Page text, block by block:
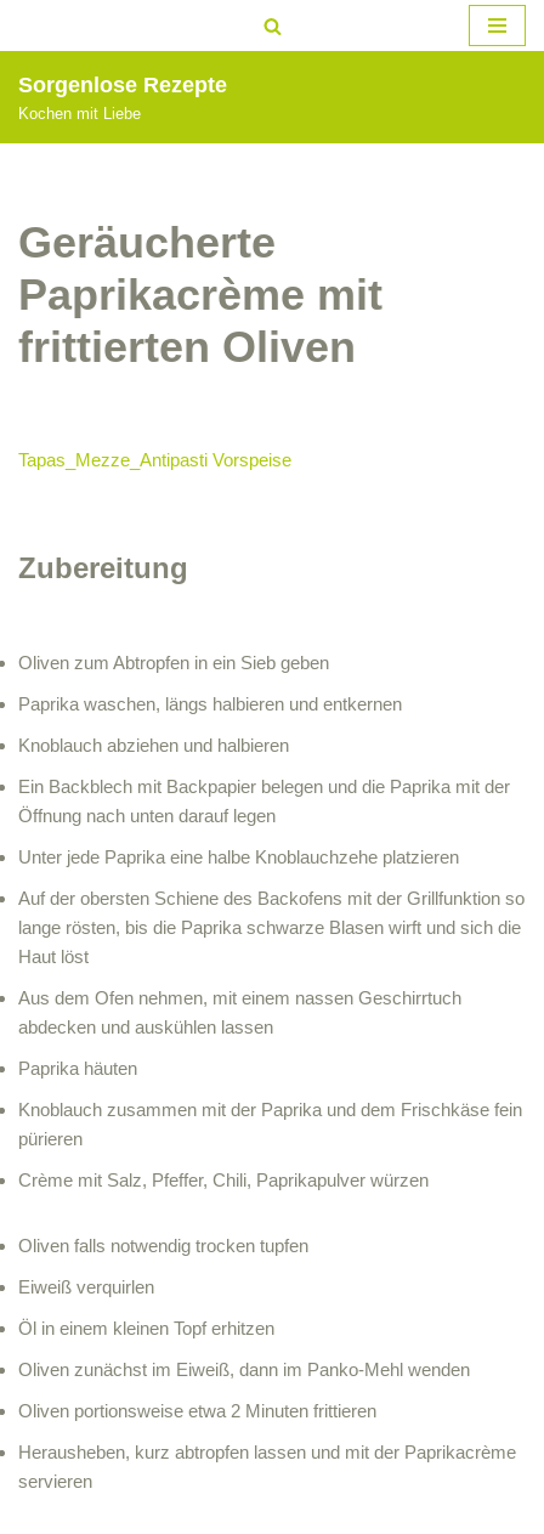
Inhalt
springen
Sorgenlose Rezepte
Kochen mit Liebe
Geräucherte
Paprikacrème mit
frittierten Oliven
Tapas_Mezze_Antipasti Vorspeise
Zubereitung
Oliven zum Abtropfen in ein Sieb geben
Paprika waschen, längs halbieren und entkernen
Knoblauch abziehen und halbieren
Ein Backblech mit Backpapier belegen und die Paprika mit der
Öffnung nach unten darauf legen
Unter jede Paprika eine halbe Knoblauchzehe platzieren
Auf der obersten Schiene des Backofens mit der Grillfunktion so
lange rösten, bis die Paprika schwarze Blasen wirft und sich die
Haut löst
Aus dem Ofen nehmen, mit einem nassen Geschirrtuch
abdecken und auskühlen lassen
Paprika häuten
Knoblauch zusammen mit der Paprika und dem Frischkäse fein
pürieren
Crème mit Salz, Pfeffer, Chili, Paprikapulver würzen
Oliven falls notwendig trocken tupfen
Eiweiß verquirlen
Öl in einem kleinen Topf erhitzen
Oliven zunächst im Eiweiß, dann im Panko-Mehl wenden
Oliven portionsweise etwa 2 Minuten frittieren
Herausheben, kurz abtropfen lassen und mit der Paprikacrème
servieren